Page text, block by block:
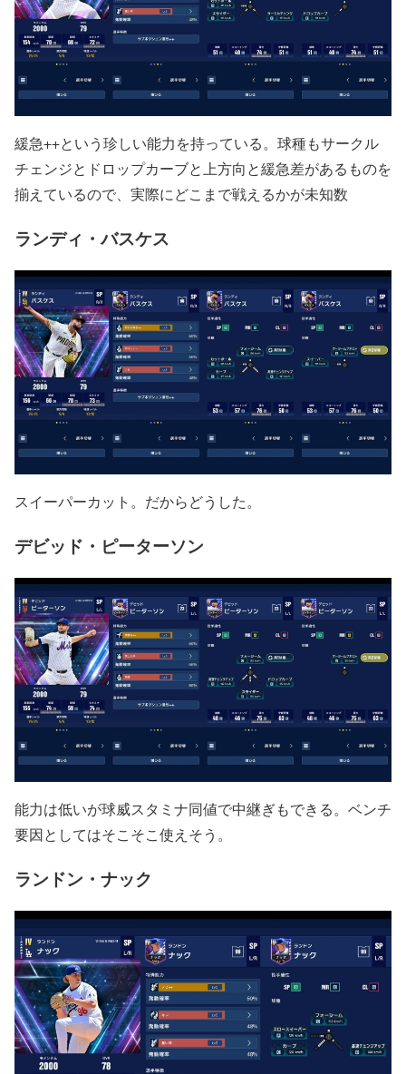
緩急++という珍しい能力を持っている。球種もサークル
チェンジとドロップカーブと上方向と緩急差があるものを
揃えているので、実際にどこまで戦えるかが未知数
ランディ・バスケス
スイーパーカット。だからどうした。
デビッド・ピーターソン
能力は低いが球威スタミナ同値で中継ぎもできる。ベンチ
要因としてはそこそこ使えそう。
ランドン・ナック